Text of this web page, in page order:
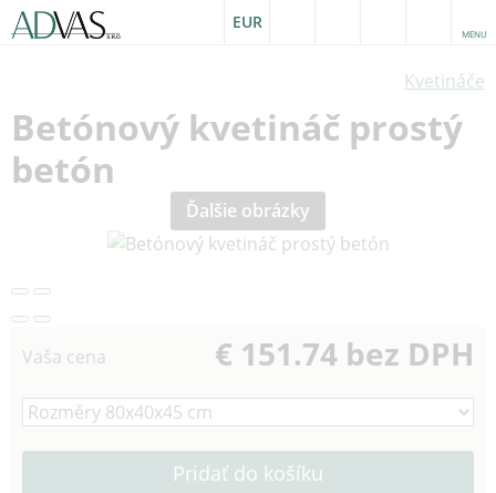
EUR
MENU
Kvetináče
Betónový kvetináč prostý
betón
Ďalšie obrázky
Vaša cena € 151.74 bez DPH